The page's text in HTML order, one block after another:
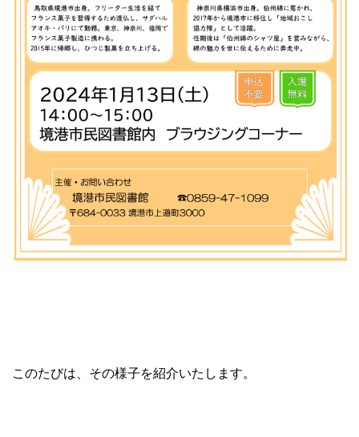
このたびは、その様子を紹介いたします。